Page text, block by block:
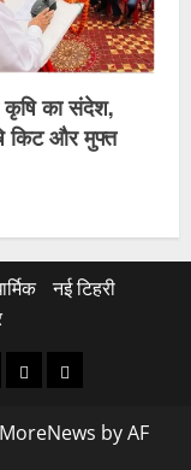
कृषि का संदेश,
किट और मुफ्त
नई टिहरी
राष्ट्रीयहरिद्वार
MoreNews by AF